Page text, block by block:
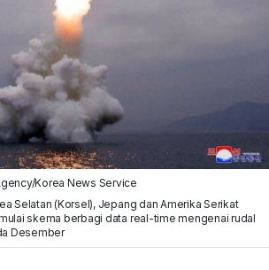
Korea News Service
Selatan (Korsel), Jepang dan Amerika Serikat
skema berbagi data real-time mengenai rudal
Desember